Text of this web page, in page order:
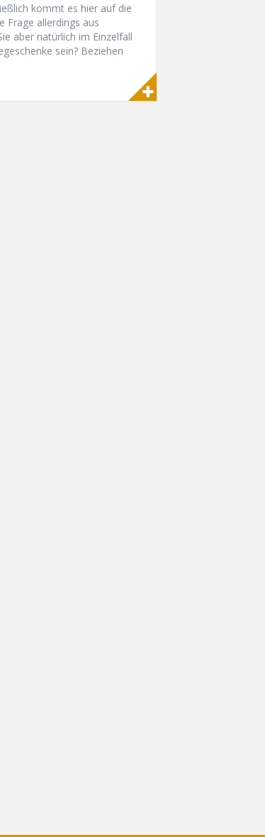
kommt es hier auf die
Frage allerdings aus
aber natürlich im Einzelfall
sein? Beziehen